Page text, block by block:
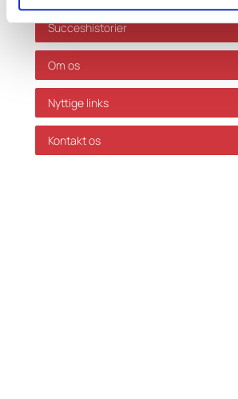
Succeshistorier
Om os
Nyttige links
Kontakt os